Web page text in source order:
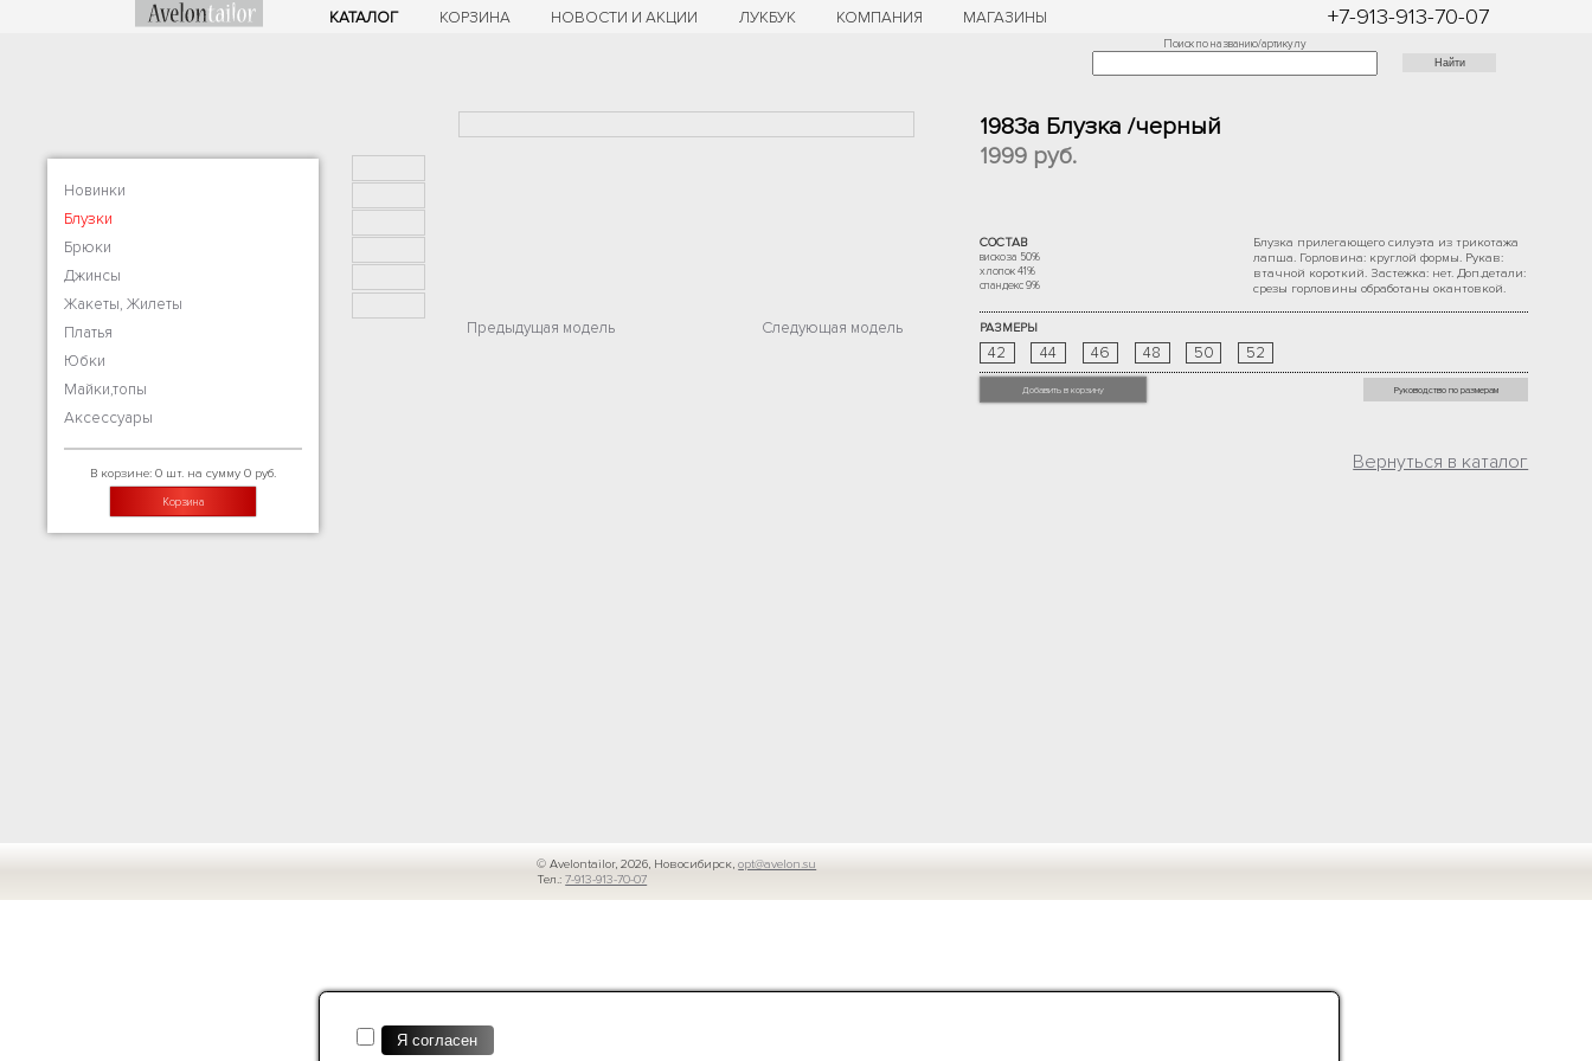
КАТАЛОГ КОРЗИНА НОВОСТИ И АКЦИИ ЛУКБУК КОМПАНИЯ МАГАЗИНЫ +7-913-913-70-07
Поиск по названию/артикулу
Новинки
Блузки
Брюки
Джинсы
Жакеты, Жилеты
Платья
Юбки
Майки,топы
Аксессуары
В корзине: 0 шт. на сумму 0 руб.
Корзина
Предыдущая модель Следующая модель
1983а Блузка /черный
1999руб.
СОСТАВ
вискоза 50%
хлопок 41%
спандекс 9%
Блузка прилегающего силуэта из трикотажа
лапша. Горловина: круглой формы. Рукав:
втачной короткий. Застежка: нет. Доп.детали:
срезы горловины обработаны окантовкой.
РАЗМЕРЫ
42 44 46 48 50 52
Добавить в корзину Руководство по размерам
Вернуться в каталог
© Avelontailor, 2026, Новосибирск,opt@avelon.su
Тел.:7-913-913-70-07